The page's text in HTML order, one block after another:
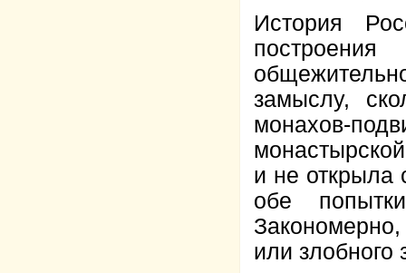
История
замыслу,
монахов-
и не открыла
обе
или злобного